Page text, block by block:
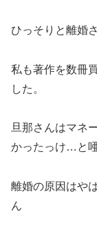
ひっそりと離婚
私も著作を数冊
した。
旦那さんはマネ
かったっけ…と唖
離婚の原因はや
ん